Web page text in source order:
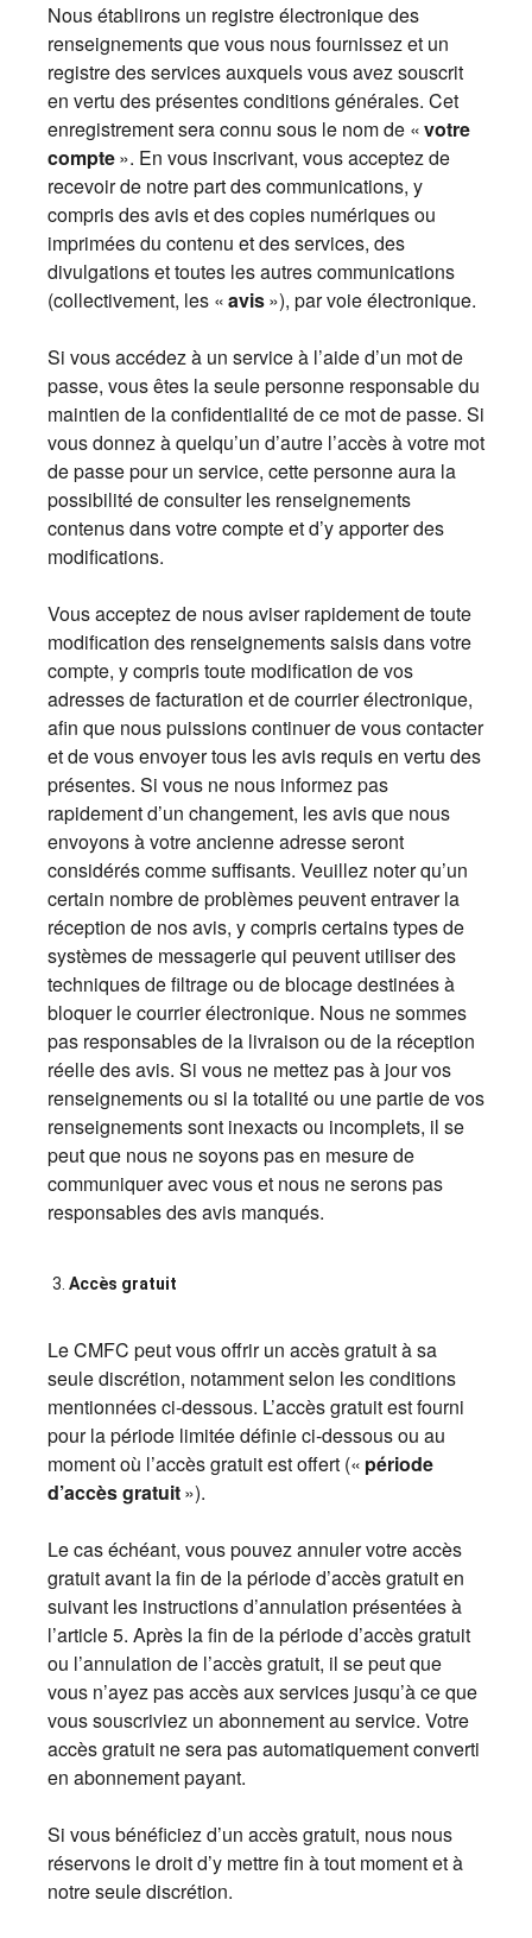
Nous établirons un registre électronique des
renseignements que vous nous fournissez et un
registre des services auxquels vous avez souscrit
en vertu des présentes conditions générales. Cet
enregistrement sera connu sous le nom de «votre
compte». En vous inscrivant, vous acceptez de
recevoir de notre part des communications, y
compris des avis et des copies numériques ou
imprimées du contenu et des services, des
divulgations et toutes les autres communications
(collectivement, les «avis»), par voie électronique.
Si vous accédez à un service à l’aide d’un mot de
passe, vous êtes la seule personne responsable du
maintien de la confidentialité de ce mot de passe. Si
vous donnez à quelqu’un d’autre l’accès à votre mot
de passe pour un service, cette personne aura la
possibilité de consulter les renseignements
contenus dans votre compte et d’y apporter des
modifications.
Vous acceptez de nous aviser rapidement de toute
modification des renseignements saisis dans votre
compte, y compris toute modification de vos
adresses de facturation et de courrier électronique,
afin que nous puissions continuer de vous contacter
et de vous envoyer tous les avis requis en vertu des
présentes. Si vous ne nous informez pas
rapidement d’un changement, les avis que nous
envoyons à votre ancienne adresse seront
considérés comme suffisants. Veuillez noter qu’un
certain nombre de problèmes peuvent entraver la
réception de nos avis, y compris certains types de
systèmes de messagerie qui peuvent utiliser des
techniques de filtrage ou de blocage destinées à
bloquer le courrier électronique. Nous ne sommes
pas responsables de la livraison ou de la réception
réelle des avis. Si vous ne mettez pas à jour vos
renseignements ou si la totalité ou une partie de vos
renseignements sont inexacts ou incomplets, il se
peut que nous ne soyons pas en mesure de
communiquer avec vous et nous ne serons pas
responsables des avis manqués.
Accès gratuit
Le CMFC peut vous offrir un accès gratuit à sa
seule discrétion, notamment selon les conditions
mentionnées ci-dessous. L’accès gratuit est fourni
pour la période limitée définie ci-dessous ou au
moment où l’accès gratuit est offert (« période
d’accès gratuit»).
Le cas échéant, vous pouvez annuler votre accès
gratuit avant la fin de la période d’accès gratuit en
suivant les instructions d’annulation présentées à
l’article 5. Après la fin de la période d’accès gratuit
ou l’annulation de l’accès gratuit, il se peut que
vous n’ayez pas accès aux services jusqu’à ce que
vous souscriviez un abonnement au service. Votre
accès gratuit ne sera pas automatiquement converti
en abonnement payant.
Si vous bénéficiez d’un accès gratuit, nous nous
réservons le droit d’y mettre fin à tout moment et à
notre seule discrétion.